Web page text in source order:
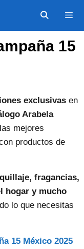
Menú
15
exclusivas en
Arabela
mejores
productos de
fragancias,
hogar y mucho
lo que necesitas
15 México 2025